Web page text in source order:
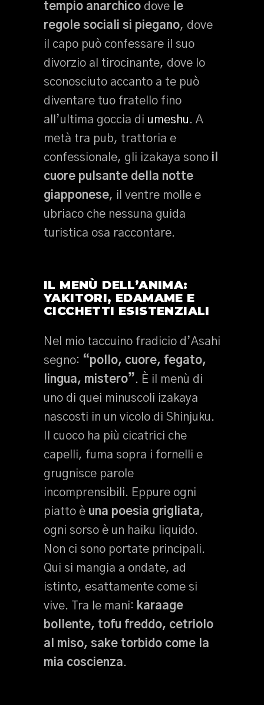
tempio anarchico dove le
regole sociali si piegano, dove
il capo può confessare il suo
divorzio al tirocinante, dove lo
sconosciuto accanto a te può
diventare tuo fratello fino
all’ultima goccia di umeshu . A
metà tra pub, trattoria e
confessionale, gli izakaya sono il
cuore pulsante della notte
giapponese, il ventre molle e
ubriaco che nessuna guida
turistica osa raccontare.
IL MENÙ DELL’ANIMA:
YAKITORI, EDAMAME E
CICCHETTI ESISTENZIALI
Nel mio taccuino fradicio d’Asahi
segno: “pollo, cuore, fegato,
lingua, mistero” . È il menù di
uno di quei minuscoli izakaya
nascosti in un vicolo di Shinjuku.
Il cuoco ha più cicatrici che
capelli, fuma sopra i fornelli e
grugnisce parole
incomprensibili. Eppure ogni
piatto è una poesia grigliata,
ogni sorso è un haiku liquido.
Non ci sono portate principali.
Qui si mangia a ondate, ad
istinto, esattamente come si
vive. Tra le mani: karaage
bollente, tofu freddo, cetriolo
al miso, sake torbido come la
mia coscienza.